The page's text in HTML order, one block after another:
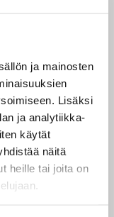
ja mainosten
Lisäksi
ja analytiikka-
käytät
näitä
heille tai joita on
LOPPU -
ODOTTAA
200 mm x 180
HiVis EN 20471
EN 20471 HiVis